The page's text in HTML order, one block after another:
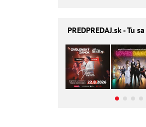
PREDPREDAJ.sk - Tu